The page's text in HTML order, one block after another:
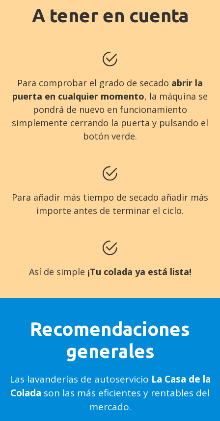
A tener en cuenta
Para comprobar el grado de secado abrir la
puerta en cualquier momento, la máquina se
pondrá de nuevo en funcionamiento
simplemente cerrando la puerta y pulsando el
botón verde.
Para añadir más tiempo de secado añadir más
importe antes de terminar el ciclo.
Así de simple ¡Tu colada ya está lista!
Recomendaciones
generales
Las lavanderías de autoservicio La Casa de la
Colada son las más eficientes y rentables del
mercado.